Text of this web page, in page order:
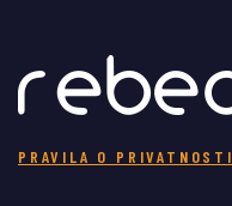
PRAVILA O PRIVATNOSTI